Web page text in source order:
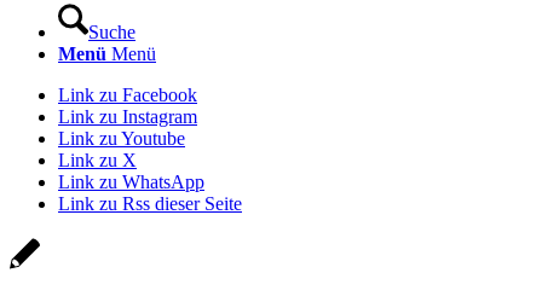
Suche
Menü Menü
Link zu Facebook
Link zu Instagram
Link zu Youtube
Link zu X
Link zu WhatsApp
Link zu Rss dieser Seite